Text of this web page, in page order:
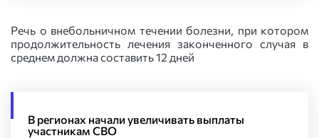
Речь о внебольничном течении болезни, при котором
продолжительность лечения законченного случая в
среднем должна составить 12 дней
В регионах начали увеличивать выплаты
участникам СВО